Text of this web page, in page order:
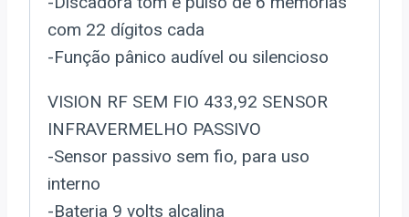
com 22 dígitos cada
-Função pânico audível ou silencioso
VISION RF SEM FIO 433,92 SENSOR
INFRAVERMELHO PASSIVO
-Sensor passivo sem fio, para uso
interno
-Bateria 9 volts alcalina